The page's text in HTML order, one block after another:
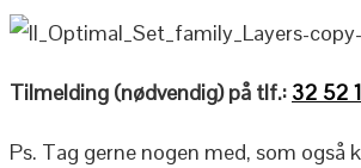
Tilmelding (nødvendig) på tlf.: 32 52
Ps. Tag gerne nogen med, som